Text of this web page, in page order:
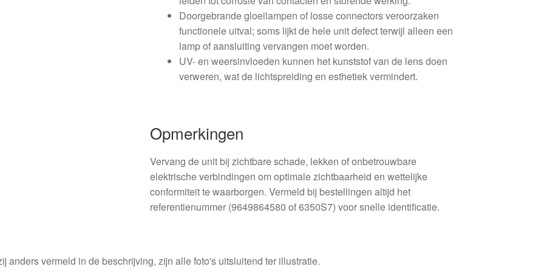
Doorgebrande gloeilampen of losse connectors veroorzaken
functionele uitval; soms lijkt de hele unit defect terwijl alleen een
lamp of aansluiting vervangen moet worden.
UV- en weersinvloeden kunnen het kunststof van de lens doen
verweren, wat de lichtspreiding en esthetiek vermindert.
Opmerkingen
Vervang de unit bij zichtbare schade, lekken of onbetrouwbare
elektrische verbindingen om optimale zichtbaarheid en wettelijke
conformiteit te waarborgen. Vermeld bij bestellingen altijd het
referentienummer (9649864580 of 6350S7) voor snelle identificatie.
anders vermeld in de beschrijving, zijn alle foto's uitsluitend ter illustratie.